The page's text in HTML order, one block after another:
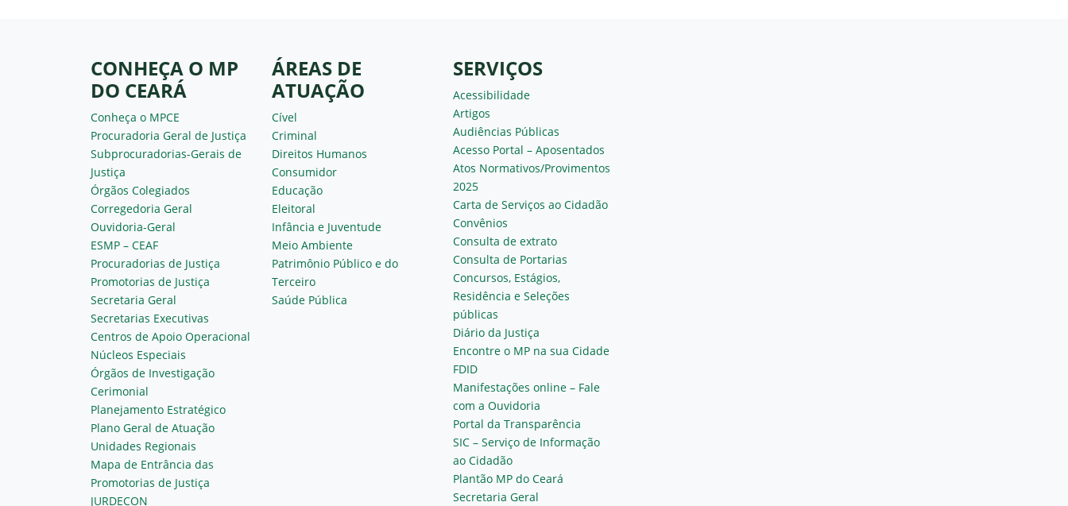
CONHEÇA O MP
DO CEARÁ
Conheça o MPCE
Procuradoria Geral de Justiça
Subprocuradorias-Gerais de
Justiça
Órgãos Colegiados
Corregedoria Geral
Ouvidoria-Geral
ESMP – CEAF
Procuradorias de Justiça
Promotorias de Justiça
Secretaria Geral
Secretarias Executivas
Centros de Apoio Operacional
Núcleos Especiais
Órgãos de Investigação
Cerimonial
Planejamento Estratégico
Plano Geral de Atuação
Unidades Regionais
Mapa de Entrância das
Promotorias de Justiça
JURDECON
ÁREAS DE
ATUAÇÃO
Cível
Criminal
Direitos Humanos
Consumidor
Educação
Eleitoral
Infância e Juventude
Meio Ambiente
Patrimônio Público e do
Terceiro
Saúde Pública
SERVIÇOS
Acessibilidade
Artigos
Audiências Públicas
Acesso Portal – Aposentados
Atos Normativos/Provimentos
2025
Carta de Serviços ao Cidadão
Convênios
Consulta de extrato
Consulta de Portarias
Concursos, Estágios,
Residência e Seleções
públicas
Diário da Justiça
Encontre o MP na sua Cidade
FDID
Manifestações online – Fale
com a Ouvidoria
Portal da Transparência
SIC – Serviço de Informação
ao Cidadão
Plantão MP do Ceará
Secretaria Geral